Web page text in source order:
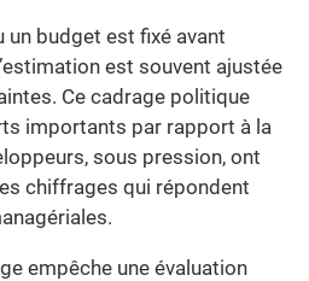
un budget est fixé avant
est souvent ajustée
Ce cadrage politique
importants par rapport à la
sous pression, ont
chiffrages qui répondent
empêche une évaluation